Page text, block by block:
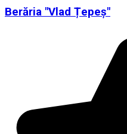
Berăria "Vlad Țepeș"